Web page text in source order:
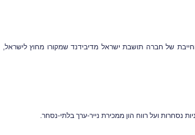
של חברה תושבת ישראל מדיבידנד שמקורו מחוץ